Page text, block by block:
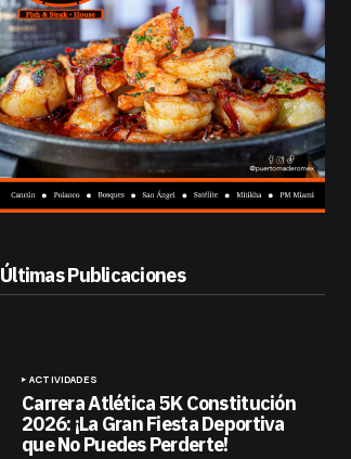
Últimas Publicaciones
ACTIVIDADES
Carrera Atlética 5K Constitución
2026: ¡La Gran Fiesta Deportiva
que No Puedes Perderte!